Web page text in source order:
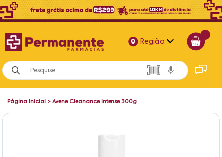
Região
Alagoas
Bahia
Página Inicial > Avene Cleanance Intense 300g